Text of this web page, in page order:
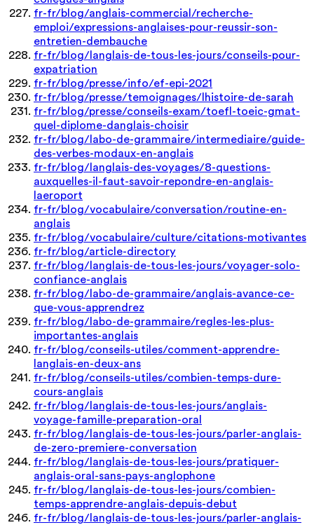
fr-fr/blog/anglais-commercial/recherche-
emploi/expressions-anglaises-pour-reussir-son-
entretien-dembauche
fr-fr/blog/langlais-de-tous-les-jours/conseils-pour-
expatriation
fr-fr/blog/presse/info/ef-epi-2021
fr-fr/blog/presse/temoignages/lhistoire-de-sarah
fr-fr/blog/presse/conseils-exam/toefl-toeic-gmat-
quel-diplome-danglais-choisir
fr-fr/blog/labo-de-grammaire/intermediaire/guide-
des-verbes-modaux-en-anglais
fr-fr/blog/langlais-des-voyages/8-questions-
auxquelles-il-faut-savoir-repondre-en-anglais-
laeroport
fr-fr/blog/vocabulaire/conversation/routine-en-
anglais
fr-fr/blog/vocabulaire/culture/citations-motivantes
fr-fr/blog/article-directory
fr-fr/blog/langlais-de-tous-les-jours/voyager-solo-
confiance-anglais
fr-fr/blog/labo-de-grammaire/anglais-avance-ce-
que-vous-apprendrez
fr-fr/blog/labo-de-grammaire/regles-les-plus-
importantes-anglais
fr-fr/blog/conseils-utiles/comment-apprendre-
langlais-en-deux-ans
fr-fr/blog/conseils-utiles/combien-temps-dure-
cours-anglais
fr-fr/blog/langlais-de-tous-les-jours/anglais-
voyage-famille-preparation-oral
fr-fr/blog/langlais-de-tous-les-jours/parler-anglais-
de-zero-premiere-conversation
fr-fr/blog/langlais-de-tous-les-jours/pratiquer-
anglais-oral-sans-pays-anglophone
fr-fr/blog/langlais-de-tous-les-jours/combien-
temps-apprendre-anglais-depuis-debut
fr-fr/blog/langlais-de-tous-les-jours/parler-anglais-